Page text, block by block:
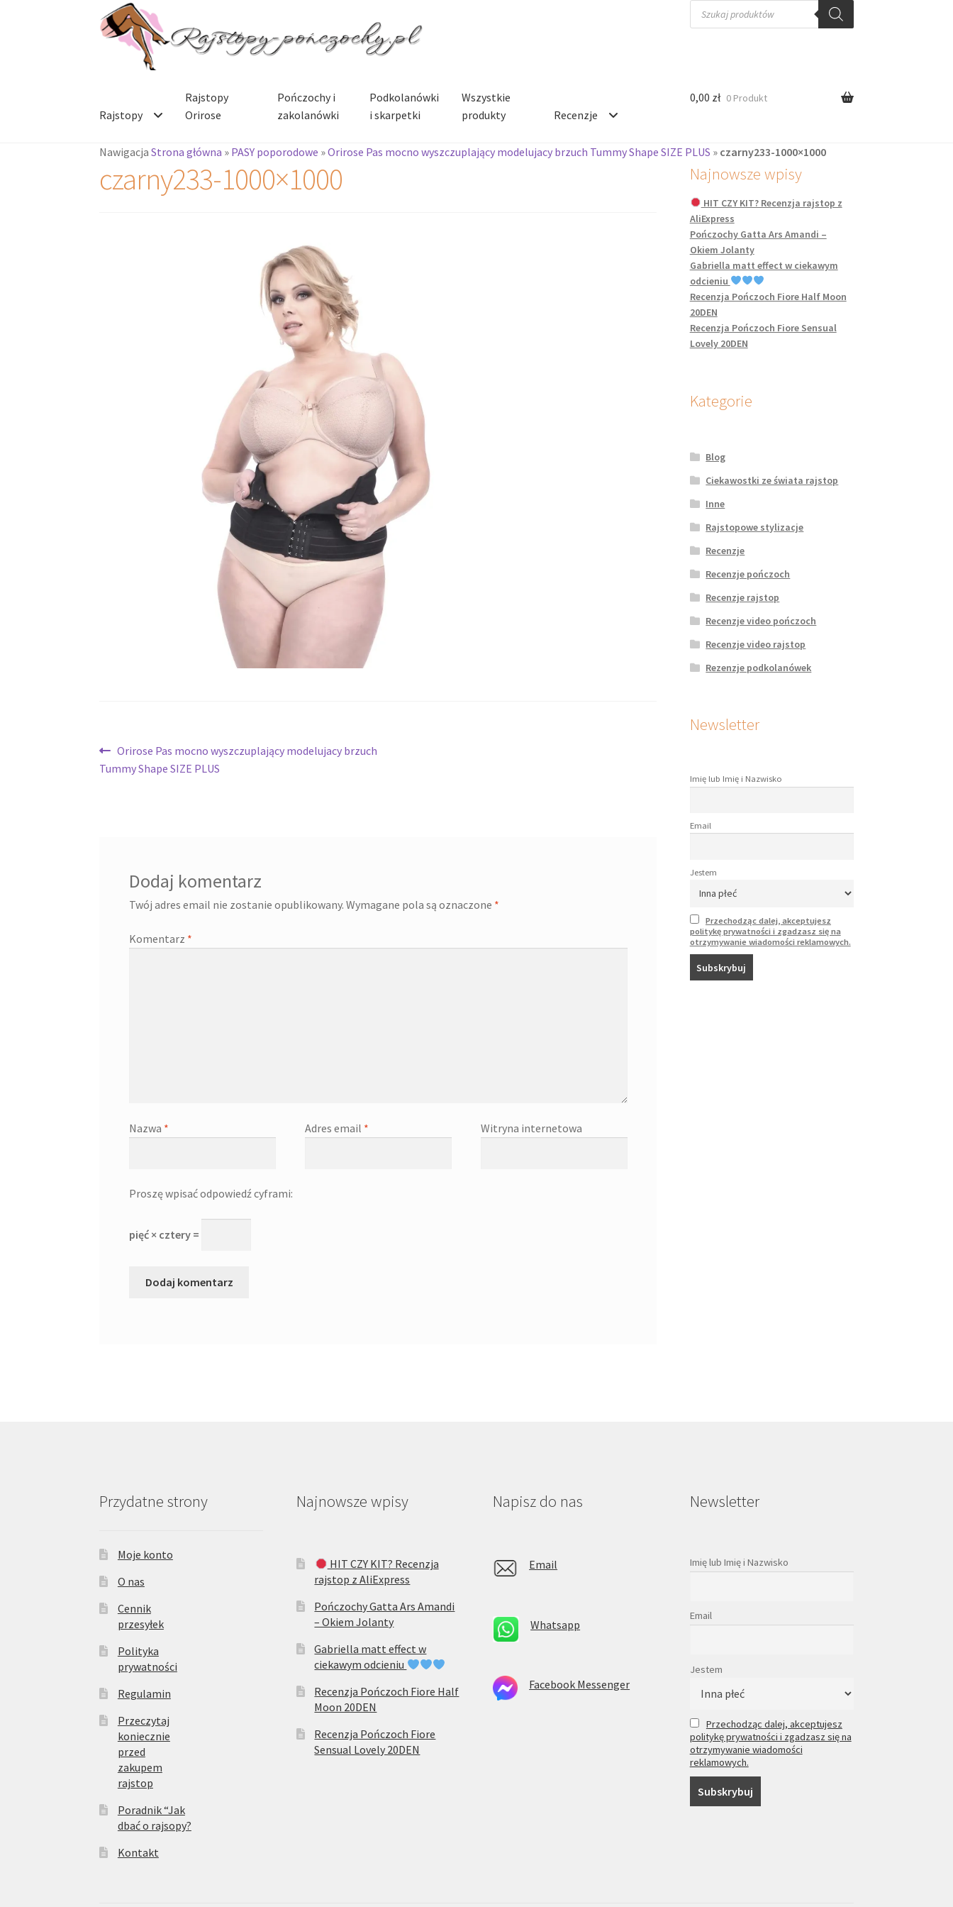
Przejdź
do
nawigacji
Przejdź
do
treści
Wyszukiwarka
produktów
Rajstopy
Rajstopy
Orirose
Pończochy i
zakolanówki
Podkolanówki
i skarpetki
Wszystkie
produkty
Recenzje
0,00 zł 0 Produkt
NawigacjaStrona główna » PASY poporodowe »Orirose Pas mocno wyszczuplający modelujacy brzuch Tummy Shape SIZE PLUS » czarny233-1000×1000
czarny233-1000×1000
Nawigacja
wpisu
Poprzedni
wpis:
Orirose Pas mocno wyszczuplający modelujacy brzuch
Tummy Shape SIZE PLUS
Dodaj komentarz
Twój adres email nie zostanie opublikowany. Wymagane pola są oznaczone *
Komentarz *
Nazwa * Adres email * Witryna internetowa
Proszę wpisać odpowiedź cyframi:
pięć × cztery =
Najnowsze wpisy
HIT CZY KIT? Recenzja rajstop z
AliExpress
Pończochy Gatta Ars Amandi –
Okiem Jolanty
Gabriella matt effect w ciekawym
odcieniu
Recenzja Pończoch Fiore Half Moon
20DEN
Recenzja Pończoch Fiore Sensual
Lovely 20DEN
Kategorie
Blog
Ciekawostki ze świata rajstop
Inne
Rajstopowe stylizacje
Recenzje
Recenzje pończoch
Recenzje rajstop
Recenzje video pończoch
Recenzje video rajstop
Rezenzje podkolanówek
Newsletter
Imię lub Imię i Nazwisko
Email
Jestem
Przechodząc dalej, akceptujesz
politykę prywatności i zgadzasz się na
otrzymywanie wiadomości reklamowych.
Przydatne strony
Moje konto
O nas
Cennik
przesyłek
Polityka
prywatności
Regulamin
Przeczytaj
koniecznie
przed
zakupem
rajstop
Poradnik “Jak
dbać o rajsopy?
Kontakt
Najnowsze wpisy
HIT CZY KIT? Recenzja
rajstop z AliExpress
Pończochy Gatta Ars Amandi
– Okiem Jolanty
Gabriella matt effect w
ciekawym odcieniu
Recenzja Pończoch Fiore Half
Moon 20DEN
Recenzja Pończoch Fiore
Sensual Lovely 20DEN
Napisz do nas
Email
Whatsapp
Facebook Messenger
Newsletter
Imię lub Imię i Nazwisko
Email
Jestem
Przechodząc dalej, akceptujesz
politykę prywatności i zgadzasz się na
otrzymywanie wiadomości
reklamowych.